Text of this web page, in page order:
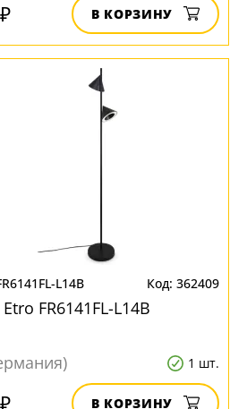
В КОРЗИНУ
L14B 362409
FR6141FL-L14B
1 шт.
В КОРЗИНУ